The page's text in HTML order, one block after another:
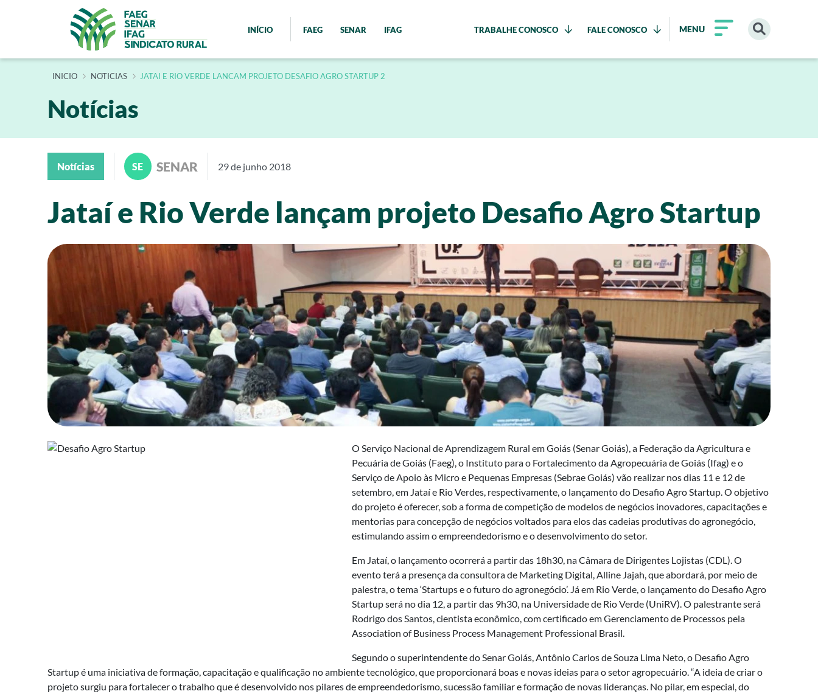
INÍCIO FAEG SENAR IFAG TRABALHE CONOSCO FALE CONOSCO MENU
INÍCIO NOTICIAS JATAI E RIO VERDE LANCAM PROJETO DESAFIO AGRO STARTUP 2
Notícias
Notícias SE SENAR 29 de junho 2018
Jataí e Rio Verde lançam projeto Desafio Agro Startup
O Serviço Nacional de Aprendizagem Rural em Goiás (Senar Goiás), a Federação da Agricultura e
Pecuária de Goiás (Faeg), o Instituto para o Fortalecimento da Agropecuária de Goiás (Ifag) e o
Serviço de Apoio às Micro e Pequenas Empresas (Sebrae Goiás) vão realizar nos dias 11 e 12 de
setembro, em Jataí e Rio Verdes, respectivamente, o lançamento do Desafio Agro Startup. O objetivo
do projeto é oferecer, sob a forma de competição de modelos de negócios inovadores, capacitações e
mentorias para concepção de negócios voltados para elos das cadeias produtivas do agronegócio,
estimulando assim o empreendedorismo e o desenvolvimento do setor.
Em Jataí, o lançamento ocorrerá a partir das 18h30, na Câmara de Dirigentes Lojistas (CDL). O
evento terá a presença da consultora de Marketing Digital, Alline Jajah, que abordará, por meio de
palestra, o tema ‘Startups e o futuro do agronegócio’. Já em Rio Verde, o lançamento do Desafio Agro
Startup será no dia 12, a partir das 9h30, na Universidade de Rio Verde (UniRV). O palestrante será
Rodrigo dos Santos, cientista econômico, com certificado em Gerenciamento de Processos pela
Association of Business Process Management Professional Brasil.
Segundo o superintendente do Senar Goiás, Antônio Carlos de Souza Lima Neto, o Desafio Agro
Startup é uma iniciativa de formação, capacitação e qualificação no ambiente tecnológico, que proporcionará boas e novas ideias para o setor agropecuário. “A ideia de criar o
projeto surgiu para fortalecer o trabalho que é desenvolvido nos pilares de empreendedorismo, sucessão familiar e formação de novas lideranças. No pilar, em especial, do